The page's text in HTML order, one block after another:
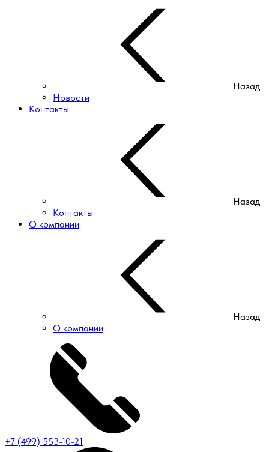
Назад
Новости
Контакты
Назад
Контакты
О компании
Назад
О компании
+7 (499) 553-10-21